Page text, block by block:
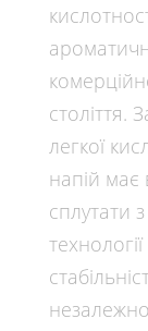
століття.
легкої
напій має
сплутати